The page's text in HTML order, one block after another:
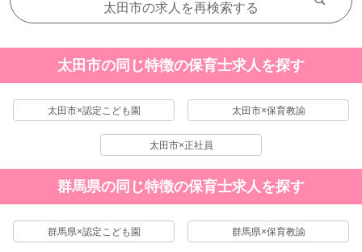
太田市の求人を再検索する
太田市の同じ特徴の保育士求人を探す
太田市×認定こども園 太田市×保育教諭
太田市×正社員
群馬県の同じ特徴の保育士求人を探す
群馬県×認定こども園 群馬県×保育教諭